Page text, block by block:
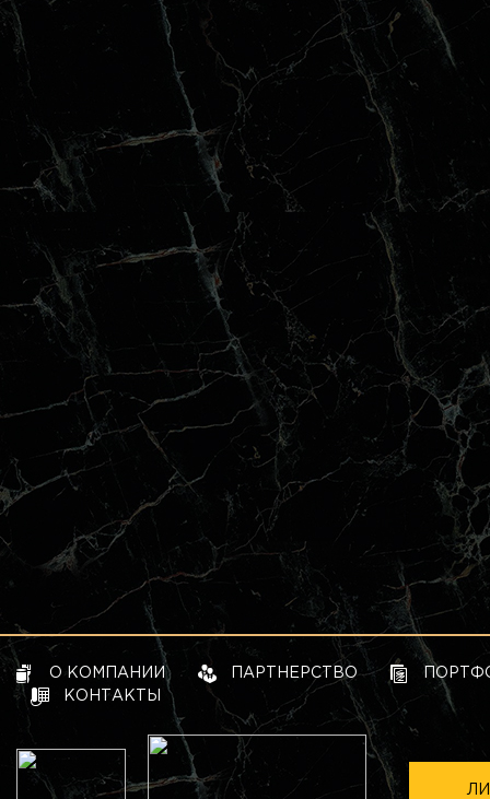
О КОМПАНИИ ПАРТНЕРСТВО
КОНТАКТЫ